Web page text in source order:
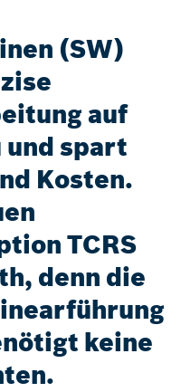
(SW)
auf
und spart
Kosten.
TCRS
denn die
keine